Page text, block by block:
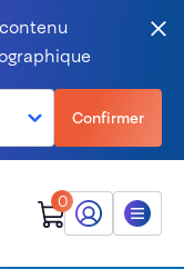
Confirmer
0
Mon Audion
Menu